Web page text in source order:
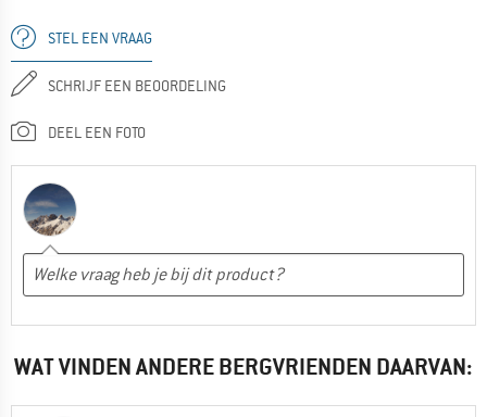
STEL EEN VRAAG
SCHRIJF EEN BEOORDELING
DEEL EEN FOTO
WAT VINDEN ANDERE BERGVRIENDEN DAARVAN: